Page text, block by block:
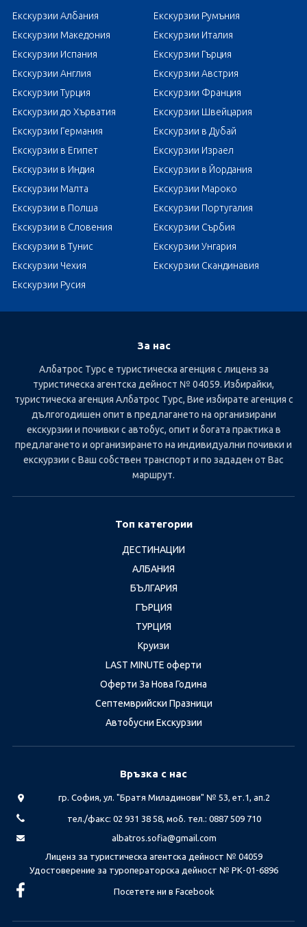
Екскурзии Албания
Екскурзии Румъния
Екскурзии Македония
Екскурзии Италия
Екскурзии Испания
Екскурзии Гърция
Екскурзии Англия
Екскурзии Австрия
Екскурзии Турция
Екскурзии Франция
Екскурзии до Хърватия
Екскурзии Швейцария
Екскурзии Германия
Екскурзии в Дубай
Екскурзии в Египет
Екскурзии Израел
Екскурзии в Индия
Екскурзии в Йордания
Екскурзии Малта
Екскурзии Мароко
Екскурзии в Полша
Екскурзии Португалия
Екскурзии в Словения
Екскурзии Сърбия
Екскурзии в Тунис
Екскурзии Унгария
Екскурзии Чехия
Екскурзии Скандинавия
Екскурзии Русия
За нас
Албатрос Турс е туристическа агенция с лиценз за
туристическа агентска дейност № 04059. Избирайки,
туристическа агенция Албатрос Турс, Вие избирате агенция с
дългогодишен опит в предлагането на организирани
екскурзии и почивки с автобус, опит и богата практика в
предлагането и организирането на индивидуални почивки и
екскурзии с Ваш собствен транспорт и по зададен от Вас
маршрут.
Топ категории
ДЕСТИНАЦИИ
АЛБАНИЯ
БЪЛГАРИЯ
ГЪРЦИЯ
ТУРЦИЯ
Круизи
LAST MINUTE оферти
Оферти За Нова Година
Септемврийски Празници
Автобусни Екскурзии
Връзка с нас
гр. София, ул. "Братя Миладинови" № 53, ет.1, ап.2
тел./факс: 02 931 38 58, моб. тел.: 0887 509 710
albatros.sofia@gmail.com
Лиценз за туристическа агентска дейност № 04059
Удостоверение за туроператорска дейност № РК-01-6896
Посетете ни в Facebook